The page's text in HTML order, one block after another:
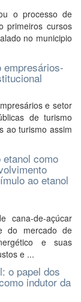
o processo de
primeiros cursos
no municipio
e setor
de turismo
ao turismo assim
como
ao etanol
cana-de-açúcar
do mercado de
e suas
e ...
o papel dos
indutor da